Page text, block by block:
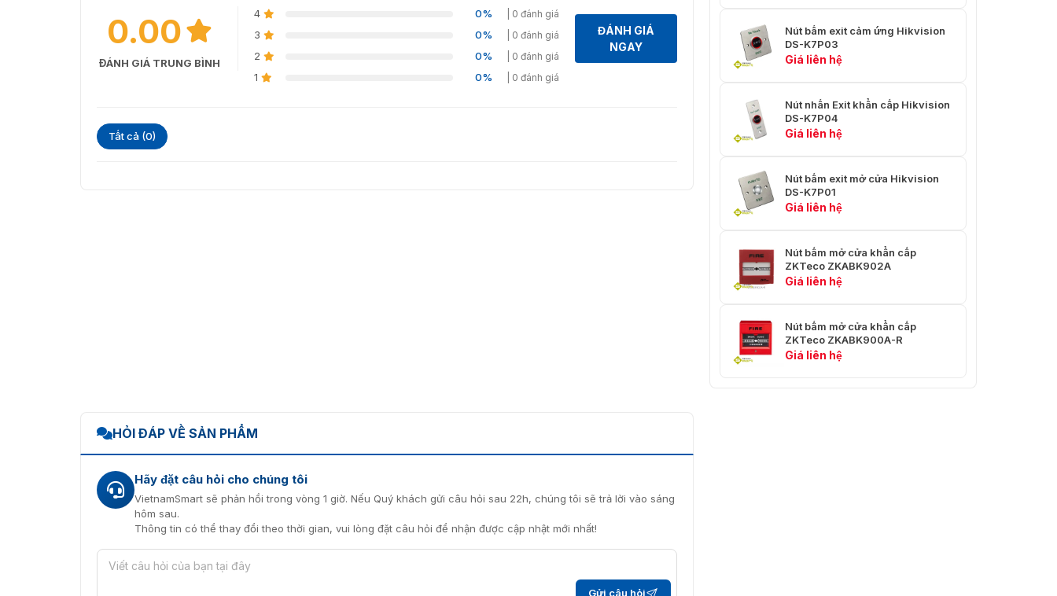
0.00
ĐÁNH GIÁ TRUNG BÌNH
4 0% | 0 đánh giá
3 0% | 0 đánh giá
2 0% | 0 đánh giá
1 0% | 0 đánh giá
ĐÁNH GIÁ
NGAY
Tất cả (0)
Nút bấm exit cảm ứng Hikvision
DS-K7P03
Giá liên hệ
Nút nhấn Exit khẩn cấp Hikvision
DS-K7P04
Giá liên hệ
Nút bấm exit mở cửa Hikvision
DS-K7P01
Giá liên hệ
Nút bấm mở cửa khẩn cấp
ZKTeco ZKABK902A
Giá liên hệ
Nút bấm mở cửa khẩn cấp
ZKTeco ZKABK900A-R
Giá liên hệ
HỎI ĐÁP VỀ SẢN PHẨM
Hãy đặt câu hỏi cho chúng tôi
VietnamSmart sẽ phản hồi trong vòng 1 giờ. Nếu Quý khách gửi câu hỏi sau 22h, chúng tôi sẽ trả lời vào sáng
hôm sau.
Thông tin có thể thay đổi theo thời gian, vui lòng đặt câu hỏi để nhận được cập nhật mới nhất!
Gửi câu hỏi